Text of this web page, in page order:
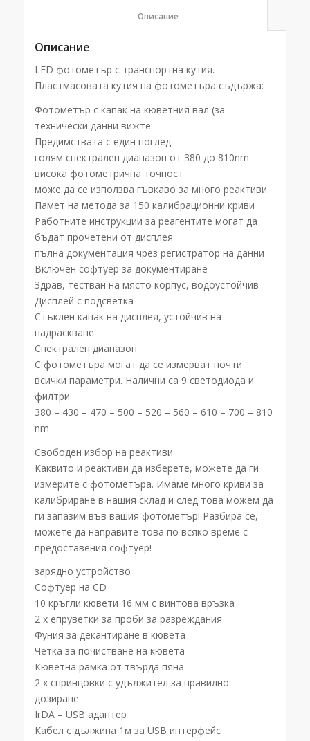
						Описание
Описание
LED фотометър с транспортна кутия.
Пластмасовата кутия на фотометъра съдържа:
Фотометър с капак на кюветния вал (за
технически данни вижте:
Предимствата с един поглед:
голям спектрален диапазон от 380 до 810nm
висока фотометрична точност
може да се използва гъвкаво за много реактиви
Памет на метода за 150 калибрационни криви
Работните инструкции за реагентите могат да
бъдат прочетени от дисплея
пълна документация чрез регистратор на данни
Включен софтуер за документиране
Здрав, тестван на място корпус, водоустойчив
Дисплей с подсветка
Стъклен капак на дисплея, устойчив на
надраскване
Спектрален диапазон
С фотометъра могат да се измерват почти
всички параметри. Налични са 9 светодиода и
филтри:
380 – 430 – 470 – 500 – 520 – 560 – 610 – 700 – 810
nm
Свободен избор на реактиви
Каквито и реактиви да изберете, можете да ги
измерите с фотометъра. Имаме много криви за
калибриране в нашия склад и след това можем да
ги запазим във вашия фотометър! Разбира се,
можете да направите това по всяко време с
предоставения софтуер!
зарядно устройство
Софтуер на CD
10 кръгли кювети 16 мм с винтова връзка
2 x епруветки за проби за разреждания
Фуния за декантиране в кювета
Четка за почистване на кювета
Кюветна рамка от твърда пяна
2 х спринцовки с удължител за правилно
дозиране
IrDA – USB адаптер
Кабел с дължина 1м за USB интерфейс